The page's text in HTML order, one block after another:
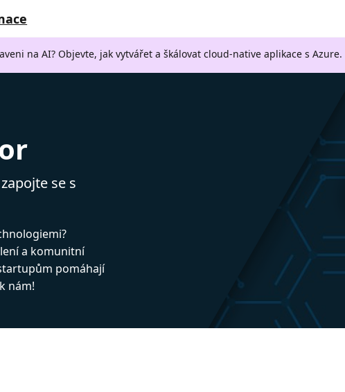
na AI? Objevte, jak vytvářet a škálovat cloud-native aplikace s Azure.
se s
a komunitní
pomáhají
nám!